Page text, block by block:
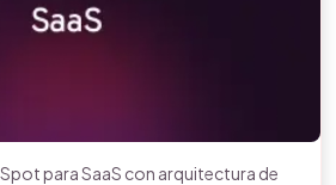
para SaaS con arquitectura de